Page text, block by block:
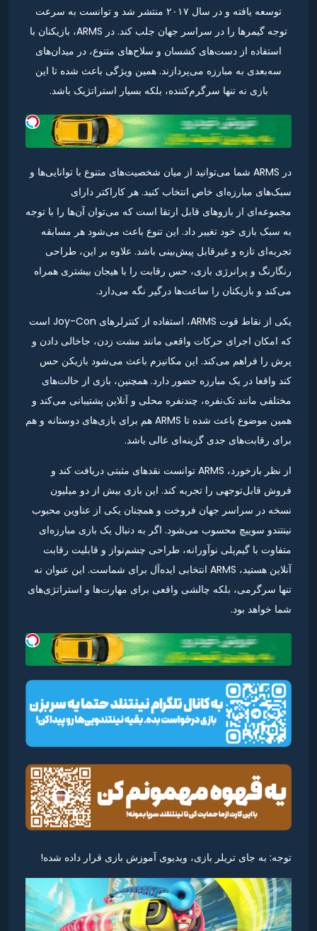
توسعه یافته و در سال ۲۰۱۷ منتشر شد و توانست به سرعت
توجه گیمرها را در سراسر جهان جلب کند. در ARMS، بازیکنان با
استفاده از دست‌های کشسان و سلاح‌های متنوع، در میدان‌های
سه‌بعدی به مبارزه می‌پردازند. همین ویژگی باعث شده تا این
بازی نه تنها سرگرم‌کننده، بلکه بسیار استراتژیک باشد.
در ARMS شما می‌توانید از میان شخصیت‌های متنوع با توانایی‌ها و
سبک‌های مبارزه‌ای خاص انتخاب کنید. هر کاراکتر دارای
مجموعه‌ای از بازوهای قابل ارتقا است که می‌توان آن‌ها را با توجه
به سبک بازی خود تغییر داد. این تنوع باعث می‌شود هر مسابقه
تجربه‌ای تازه و غیرقابل پیش‌بینی باشد. علاوه بر این، طراحی
رنگارنگ و پرانرژی بازی، حس رقابت را با هیجان بیشتری همراه
می‌کند و بازیکنان را ساعت‌ها درگیر نگه می‌دارد.
یکی از نقاط قوت ARMS، استفاده از کنترلرهای Joy-Con است
که امکان اجرای حرکات واقعی مانند مشت زدن، جاخالی دادن و
پرش را فراهم می‌کند. این مکانیزم باعث می‌شود بازیکن حس
کند واقعا در یک مبارزه حضور دارد. همچنین، بازی از حالت‌های
مختلفی مانند تک‌نفره، چندنفره محلی و آنلاین پشتیبانی می‌کند و
همین موضوع باعث شده تا ARMS هم برای بازی‌های دوستانه و هم
برای رقابت‌های جدی گزینه‌ای عالی باشد.
از نظر بازخورد، ARMS توانست نقدهای مثبتی دریافت کند و
فروش قابل‌توجهی را تجربه کند. این بازی بیش از دو میلیون
نسخه در سراسر جهان فروخت و همچنان یکی از عناوین محبوب
نینتندو سوییچ محسوب می‌شود. اگر به دنبال یک بازی مبارزه‌ای
متفاوت با گیم‌پلی نوآورانه، طراحی چشم‌نواز و قابلیت رقابت
آنلاین هستید، ARMS انتخابی ایده‌آل برای شماست. این عنوان نه
تنها سرگرمی، بلکه چالشی واقعی برای مهارت‌ها و استراتژی‌های
شما خواهد بود.
توجه: به جای تریلر بازی، ویدیوی آموزش بازی قرار داده شده!